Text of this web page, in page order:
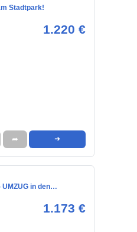
Stadtpark!
1.220 €
➦ ➜
UMZUG in den…
1.173 €